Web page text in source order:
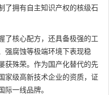
了拥有自主知识产权的核级石
了核心配方，还具备极强的工
强腐蚀等极端环境下表现稳
获殊荣。作为国产化替代的先
家级高新技术企业的资质，证
一线品牌。